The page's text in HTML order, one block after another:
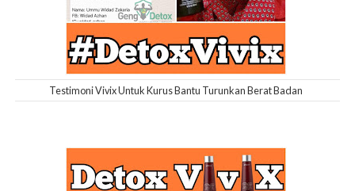
Testimoni Vivix Untuk Kurus Bantu Turunkan Berat Badan